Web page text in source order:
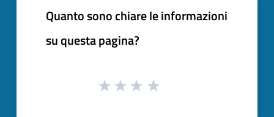
Quanto sono chiare le informazioni
su questa pagina?